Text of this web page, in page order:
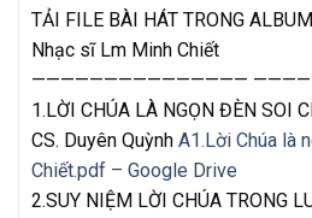
TẢI FILE BÀI HÁT TRONG
Nhạc sĩ Lm Minh Chiết
———————————————
1.LỜI CHÚA LÀ NGỌN ĐÈN SOI
CS. Duyên Quỳnh A1.Lời Chúa là
Chiết.pdf – Google Drive
2.SUY NIỆM LỜI CHÚA TRONG